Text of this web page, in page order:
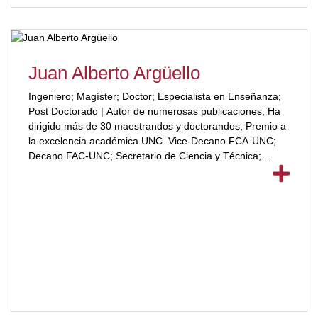
Juan Alberto Argüello
Ingeniero; Magíster; Doctor; Especialista en Enseñanza;
Post Doctorado | Autor de numerosas publicaciones; Ha
dirigido más de 30 maestrandos y doctorandos; Premio a
la excelencia académica UNC. Vice-Decano FCA-UNC;
Decano FAC-UNC; Secretario de Ciencia y Técnica;
Categoría 1 en programa de Docente e Investigador; Par